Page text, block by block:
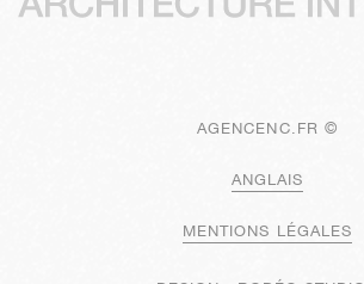
AGENCENC.FR ©
ANGLAIS
MENTIONS LÉGALES